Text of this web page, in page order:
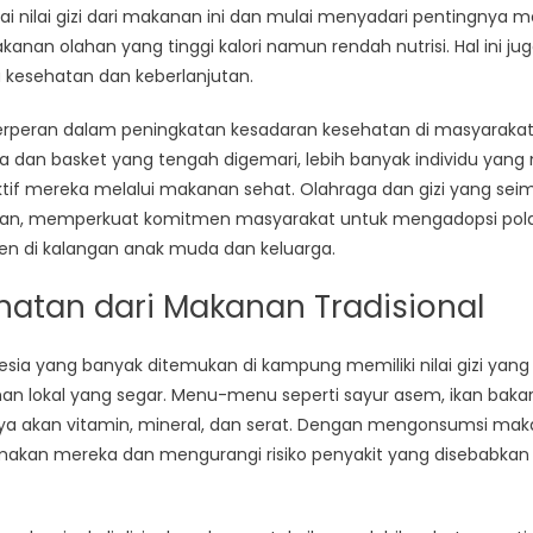
nilai gizi dari makanan ini dan mulai menyadari pentingnya
olahan yang tinggi kalori namun rendah nutrisi. Hal ini
dan keberlanjutan.
dalam peningkatan kesadaran kesehatan di
dan basket yang tengah digemari, lebih banyak individu
mereka melalui makanan sehat. Olahraga dan gizi yang
memperkuat komitmen masyarakat untuk mengadopsi
di kalangan anak muda dan keluarga.
dari Makanan Tradisional
yang banyak ditemukan di kampung memiliki nilai gizi
lokal yang segar. Menu-menu seperti sayur asem, ikan
akan vitamin, mineral, dan serat. Dengan mengonsumsi
mereka dan mengurangi risiko penyakit yang